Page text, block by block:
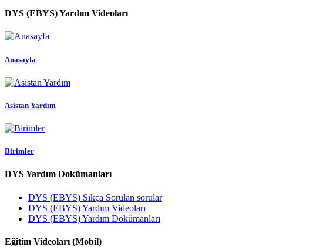
DYS (EBYS) Yardım Videoları
Anasayfa
Asistan Yardım
Birimler
DYS Yardım Dokümanları
DYS (EBYS) Sıkça Sorulan sorular
DYS (EBYS) Yardım Videoları
DYS (EBYS) Yardım Dokümanları
Eğitim Videoları (Mobil)